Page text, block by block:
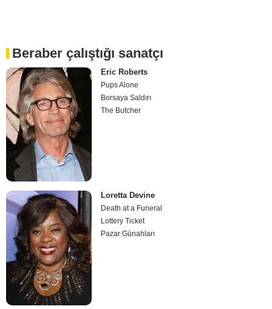
Beraber çalıştığı sanatçı
Eric Roberts
Pups Alone
Borsaya Saldırı
The Butcher
Loretta Devine
Death at a Funeral
Lottery Ticket
Pazar Günahları